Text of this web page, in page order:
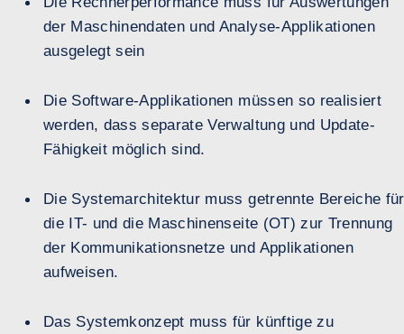
der Maschinendaten und Analyse-Applikationen
ausgelegt sein
Die Software-Applikationen müssen so realisiert
werden, dass separate Verwaltung und Update-
Fähigkeit möglich sind.
Die Systemarchitektur muss getrennte Bereiche für
die IT- und die Maschinenseite (OT) zur Trennung
der Kommunikationsnetze und Applikationen
aufweisen.
Das Systemkonzept muss für künftige zu